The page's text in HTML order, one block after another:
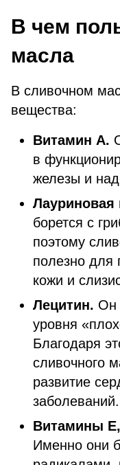
В чем
масла
В сливочном
вещества:
Витамин А.
в
железы и
Лауриновая
борется с
поэтому
полезно для
кожи и
Лецитин. Он
уровня
Благодаря
сливочного
развитие
заболеваний.
Витамины
Именно они